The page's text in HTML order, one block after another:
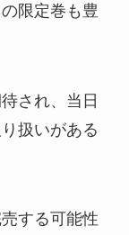
限定巻も豊
され、当日
扱いがある
する可能性